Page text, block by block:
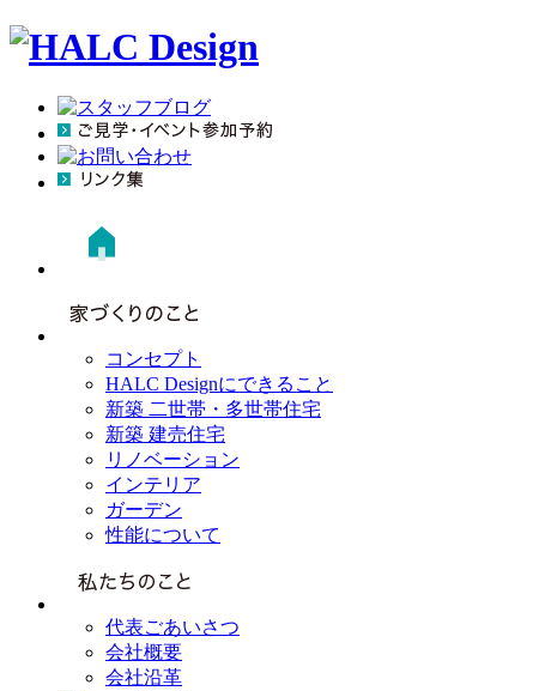
コンセプト
HALC Designにできること
新築 二世帯・多世帯住宅
新築 建売住宅
リノベーション
インテリア
ガーデン
性能について
代表ごあいさつ
会社概要
会社沿革